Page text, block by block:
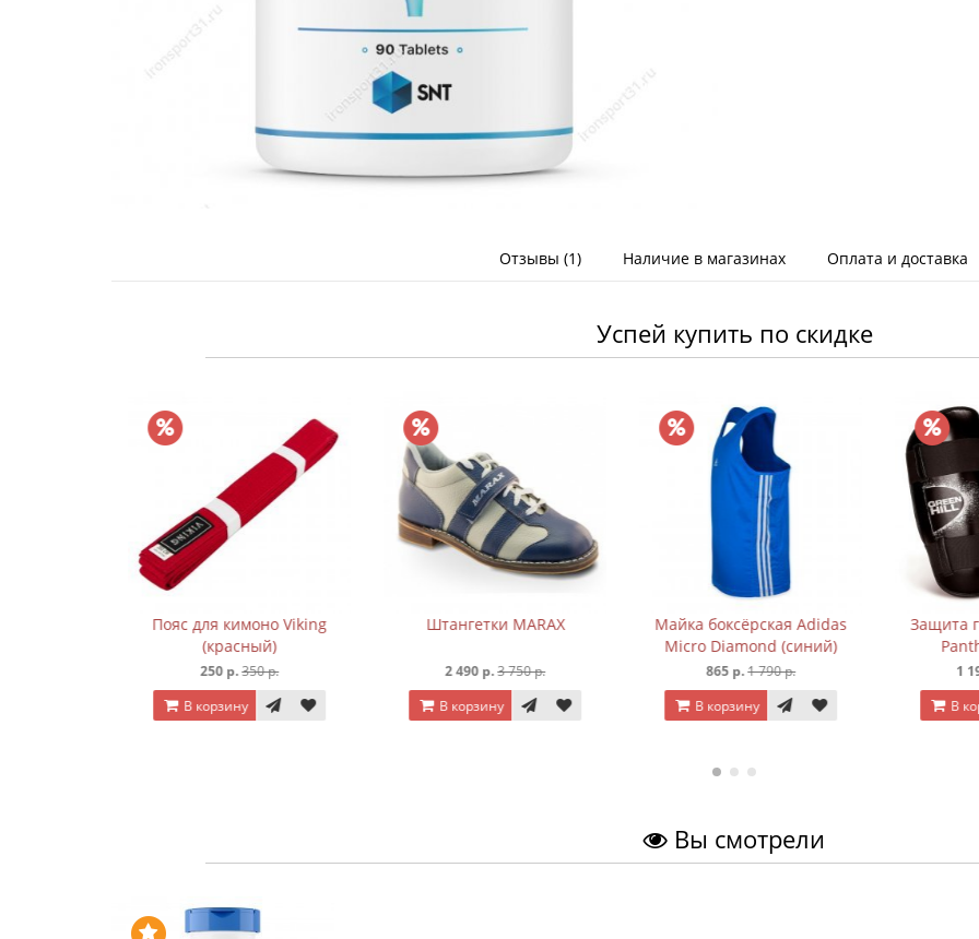
Отзывы (1) Наличие в магазинах Оплата и доставка
Успей купить по скидке
Пояс для кимоно Viking
(красный)
250 р. 350 р.
В корзину
Штангетки MARAX
2 490 р. 3 750 р.
В корзину
Майка боксёрская Adidas
Micro Diamond (синий)
865 р. 1 790 р.
В корзину
Защита
1
В
Вы смотрели